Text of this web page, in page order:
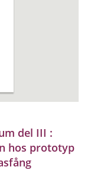
del III :
hos prototyp